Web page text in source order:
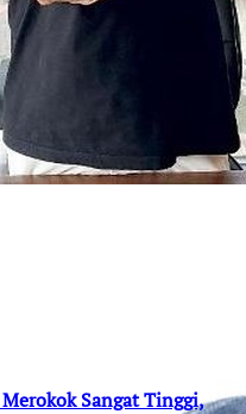
Sangat Tinggi,